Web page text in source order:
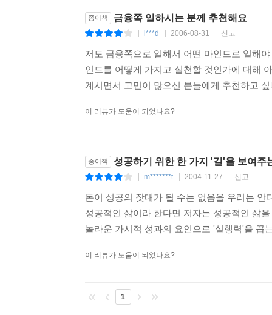
저자는 현장에서 직접 부자들을 만나면서 체득
에피소드는 그의 특징을 가장 잘 보여주는 사례
생생한 정보들이 가득하다.
그는 이를 위해 계약 체결에 급급한 소위 ‘보험
주장하고 있다. 이 책의 상당 부분이 현재의 자신
보험 전문가 양성을 위한 철저한 교육 실시, 커
거시적으로 함께 성장을 모색할 때 고객이 먼
측면에서 시선을 끈다. 책의 출간과 함께 그와
보험설계사들에게 가장 큰 고민은 고객에게
재무상태를 고려하여 전반적인 재무 플래닝을 해
종이책 금융쪽 일하시는 분께 추천해요
l***d 2006-08-31 신고
저도 금융쪽으로 일해서 어떤 마인드로 일해
인드를 어떻게 가지고 실천할 것인가에 대해
계시면서 고민이 많으신 분들에게 추천하고
이 리뷰가 도움이 되었나요?
종이책 성공하기 위한 한 가지 '길'을 보여주
m*******t 2004-11-27 신고
돈이 성공의 잣대가 될 수는 없음을 우리는
성공적인 삶이라 한다면 저자는 성공적인 삶
놀라운 가시적 성과의 요인으로 '실행력'을 꼽
이 리뷰가 도움이 되었나요?
1